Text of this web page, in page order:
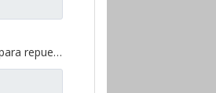
Amortiguador de airbag para repuestos de camiones JAC 5002090Y8010